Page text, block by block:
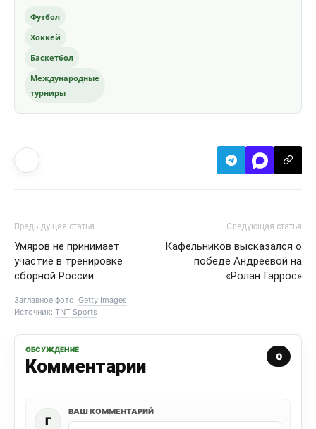
Футбол
Хоккей
Баскетбол
Международные
турниры
Предыдущая статья
Умяров не принимает
участие в тренировке
сборной России
Следующая статья
Кафельников высказался о
победе Андреевой на
«Ролан Гаррос»
Заглавное фото: Getty Images
Источник: TNT Sports
ОБСУЖДЕНИЕ
Комментарии 0
Г
ВАШ КОММЕНТАРИЙ